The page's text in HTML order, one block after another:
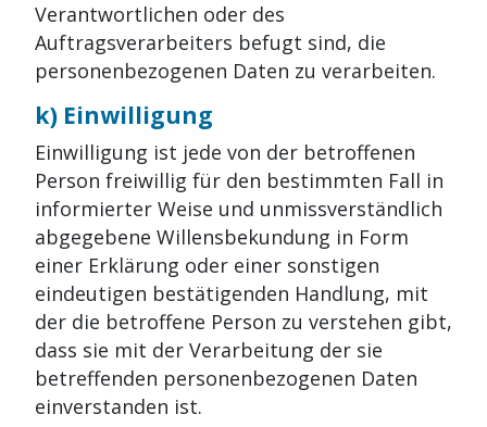
Verantwortlichen oder des
Auftragsverarbeiters befugt sind, die
personenbezogenen Daten zu verarbeiten.
k) Einwilligung
Einwilligung ist jede von der betroffenen
Person freiwillig für den bestimmten Fall in
informierter Weise und unmissverständlich
abgegebene Willensbekundung in Form
einer Erklärung oder einer sonstigen
eindeutigen bestätigenden Handlung, mit
der die betroffene Person zu verstehen gibt,
dass sie mit der Verarbeitung der sie
betreffenden personenbezogenen Daten
einverstanden ist.